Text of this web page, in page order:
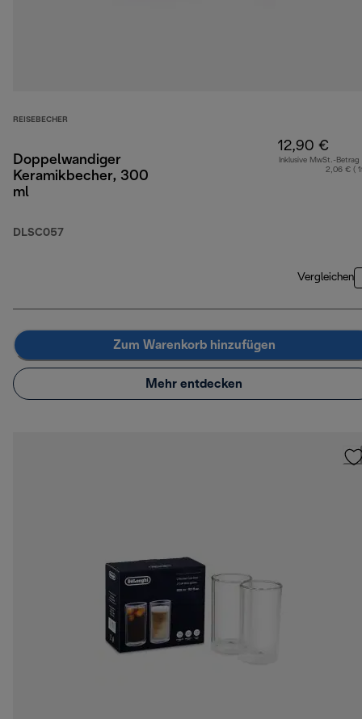
REISEBECHER
Doppelwandiger
Keramikbecher, 300
ml
DLSC057
12,90 €
Inklusive MwSt.-Betrag
2,06 € (
Vergleichen
Zum Warenkorb hinzufügen
Mehr entdecken